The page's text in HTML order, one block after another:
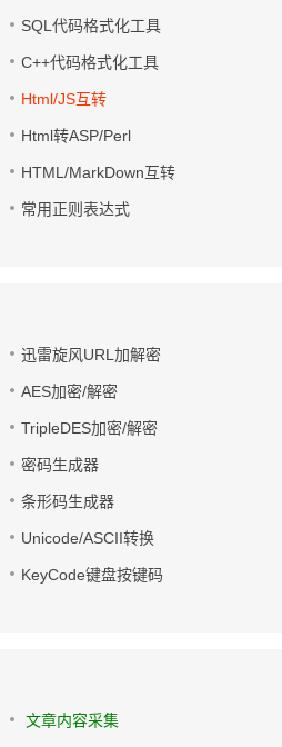
SQL代码格式化工具
C++代码格式化工具
Html/JS互转
Html转ASP/Perl
HTML/MarkDown互转
常用正则表达式
迅雷旋风URL加解密
AES加密/解密
TripleDES加密/解密
密码生成器
条形码生成器
Unicode/ASCII转换
KeyCode键盘按键码
文章内容采集